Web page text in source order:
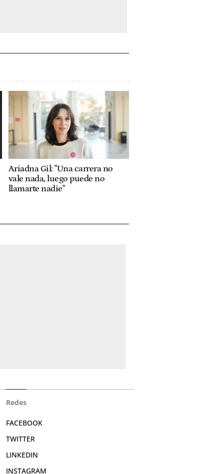
Ariadna Gil: "Una carrera no
vale nada, luego puede no
llamarte nadie"
Redes
FACEBOOK
TWITTER
LINKEDIN
INSTAGRAM